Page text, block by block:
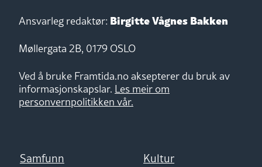
Ansvarleg redaktør: Birgitte Vågnes Bakken
Møllergata 2B, 0179 OSLO
Ved å bruke Framtida.no aksepterer du bruk av
informasjonskapslar. Les meir om
personvernpolitikken vår.
Samfunn
Kultur